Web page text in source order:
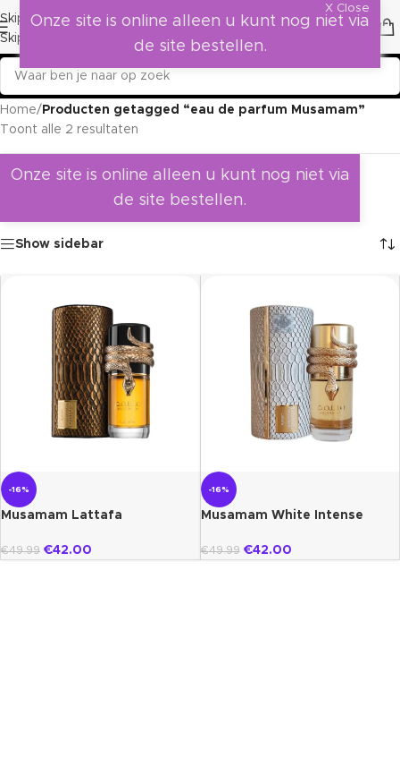
Skip to navigation
Skip to main content
Home/ Producten getagged “eau de parfum Musamam”
Toont alle 2 resultaten
Onze site is online alleen u kunt nog niet via
de site bestellen.
Show sidebar
-16%
Musamam Lattafa
€49.99 €42.00
-16%
Musamam White Intense
€49.99 €42.00
X Close
Onze site is online alleen u kunt nog niet via
de site bestellen.